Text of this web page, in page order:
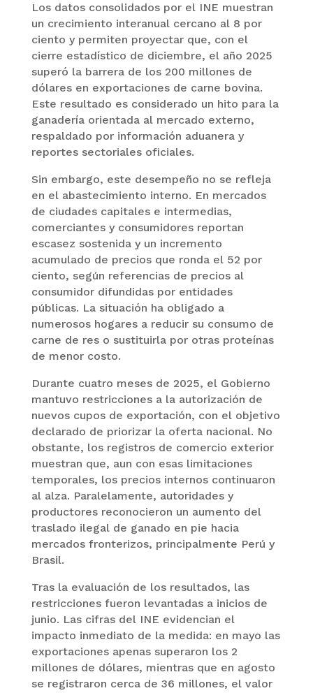
Los datos consolidados por el INE muestran
un crecimiento interanual cercano al 8 por
ciento y permiten proyectar que, con el
cierre estadístico de diciembre, el año 2025
superó la barrera de los 200 millones de
dólares en exportaciones de carne bovina.
Este resultado es considerado un hito para la
ganadería orientada al mercado externo,
respaldado por información aduanera y
reportes sectoriales oficiales.
Sin embargo, este desempeño no se refleja
en el abastecimiento interno. En mercados
de ciudades capitales e intermedias,
comerciantes y consumidores reportan
escasez sostenida y un incremento
acumulado de precios que ronda el 52 por
ciento, según referencias de precios al
consumidor difundidas por entidades
públicas. La situación ha obligado a
numerosos hogares a reducir su consumo de
carne de res o sustituirla por otras proteínas
de menor costo.
Durante cuatro meses de 2025, el Gobierno
mantuvo restricciones a la autorización de
nuevos cupos de exportación, con el objetivo
declarado de priorizar la oferta nacional. No
obstante, los registros de comercio exterior
muestran que, aun con esas limitaciones
temporales, los precios internos continuaron
al alza. Paralelamente, autoridades y
productores reconocieron un aumento del
traslado ilegal de ganado en pie hacia
mercados fronterizos, principalmente Perú y
Brasil.
Tras la evaluación de los resultados, las
restricciones fueron levantadas a inicios de
junio. Las cifras del INE evidencian el
impacto inmediato de la medida: en mayo las
exportaciones apenas superaron los 2
millones de dólares, mientras que en agosto
se registraron cerca de 36 millones, el valor